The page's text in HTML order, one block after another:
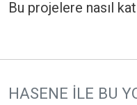
Bu projelere nasıl
HASENE ILE BU